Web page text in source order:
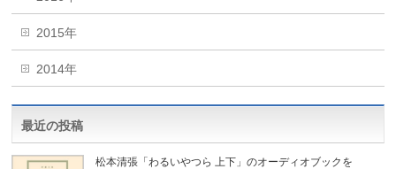
2015年
2014年
最近の投稿
松本清張「わるいやつら 上下」のオーディオブックを